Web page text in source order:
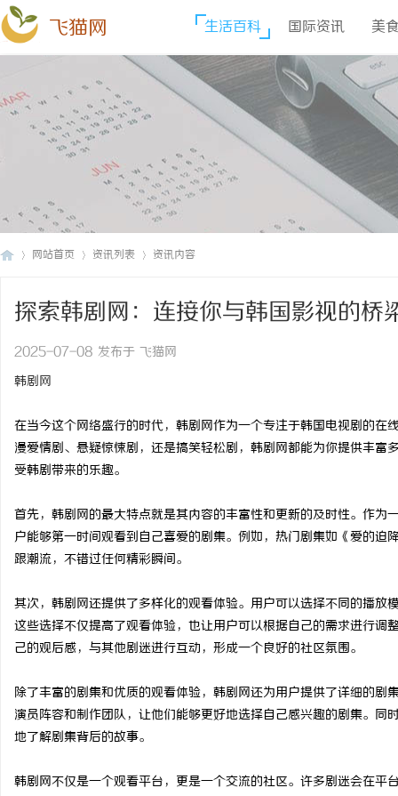
飞猫网 生活百科 国际资讯 美
网站首页 资讯列表 资讯内容
探索韩剧网：连接你与韩国影视的桥
2025-07-08 发布于 飞猫网
韩剧网
在当今这个网络盛行的时代，韩剧网作为一个专注于韩国电视剧的
漫爱情剧、悬疑惊悚剧，还是搞笑轻松剧，韩剧网都能为你提供丰
受韩剧带来的乐趣。
首先，韩剧网的最大特点就是其内容的丰富性和更新的及时性。作
户能够第一时间观看到自己喜爱的剧集。例如，热门剧集如《爱的
跟潮流，不错过任何精彩瞬间。
其次，韩剧网还提供了多样化的观看体验。用户可以选择不同的播
这些选择不仅提高了观看体验，也让用户可以根据自己的需求进行
己的观后感，与其他剧迷进行互动，形成一个良好的社区氛围。
除了丰富的剧集和优质的观看体验，韩剧网还为用户提供了详细的
演员阵容和制作团队，让他们能够更好地选择自己感兴趣的剧集。
地了解剧集背后的故事。
韩剧网不仅是一个观看平台，更是一个交流的社区。许多剧迷会在